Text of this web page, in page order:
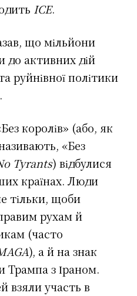
ICE.
що мільйони
до активних дій
руйнівної політики
королів» (або, як
«Без
Tyrants) відбулися
країнах. Люди
тільки, щоби
рухам й
(часто
), а й на знак
Трампа з Іраном.
взяли участь в